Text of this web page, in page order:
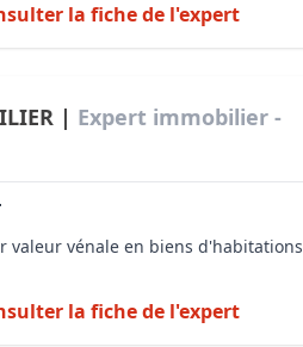
la fiche de l'expert
| Expert immobilier -
valeur vénale en biens d'habitations
la fiche de l'expert